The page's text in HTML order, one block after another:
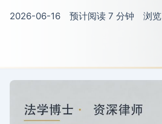
2026-06-16 预计阅读 7 分钟 浏览